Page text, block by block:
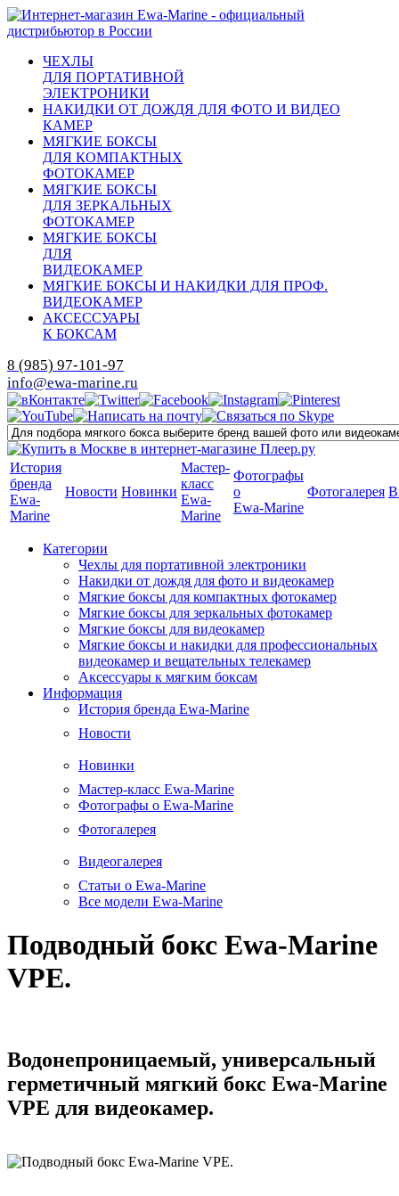
ЧЕХЛЫ
ДЛЯ ПОРТАТИВНОЙ
ЭЛЕКТРОНИКИ
НАКИДКИ ОТ ДОЖДЯ ДЛЯ ФОТО И ВИДЕО
КАМЕР
МЯГКИЕ БОКСЫ
ДЛЯ КОМПАКТНЫХ
ФОТОКАМЕР
МЯГКИЕ БОКСЫ
ДЛЯ ЗЕРКАЛЬНЫХ
ФОТОКАМЕР
МЯГКИЕ БОКСЫ
ДЛЯ
ВИДЕОКАМЕР
МЯГКИЕ БОКСЫ И НАКИДКИ ДЛЯ ПРОФ.
ВИДЕОКАМЕР
АКСЕССУАРЫ
К БОКСАМ
8 (985) 97-101-97
info@ewa-marine.ru
История
бренда
Ewa-
Marine
Новости Новинки
Мастер-
класс
Ewa-
Marine
Фотографы
о
Ewa-Marine
Фотогалерея
Категории
Чехлы для портативной электроники
Накидки от дождя для фото и видеокамер
Мягкие боксы для компактных фотокамер
Мягкие боксы для зеркальных фотокамер
Мягкие боксы для видеокамер
Мягкие боксы и накидки для профессиональных
видеокамер и вещательных телекамер
Аксессуары к мягким боксам
Информация
История бренда Ewa-Marine
Новости
Новинки
Мастер-класс Ewa-Marine
Фотографы о Ewa-Marine
Фотогалерея
Видеогалерея
Статьи о Ewa-Marine
Все модели Ewa-Marine
Подводный бокс Ewa-Marine
VPE.
Водонепроницаемый, универсальный
герметичный мягкий бокс Ewa-Marine
VPE для видеокамер.